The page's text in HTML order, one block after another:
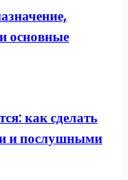
основные
как сделать
и послушными